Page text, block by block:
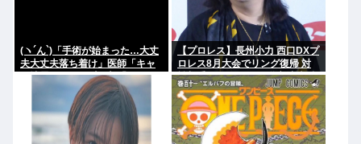
(ヽ´ん`)「手術が始まった…大丈
夫大丈夫落ち着け」医師「キャ
ー地震よー！」(;ﾟんﾟ)「！？」
【プロレス】長州小力 西口DXプ
ロレス8月大会でリング復帰 対
戦相手はクロちゃん 道交法違反
の疑いも不起訴に